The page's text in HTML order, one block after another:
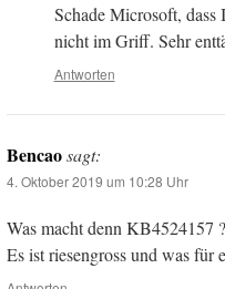
Schade Microsoft,
nicht im Griff. Sehr
Antworten
Bencaosagt:
4. Oktober 2019 um 10:28 Uhr
Was macht denn KB4524157 ?
Es ist riesengross und was für